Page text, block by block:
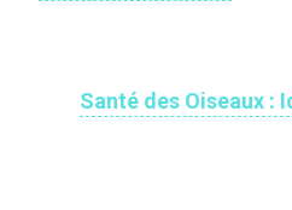
Santé des Oiseaux :